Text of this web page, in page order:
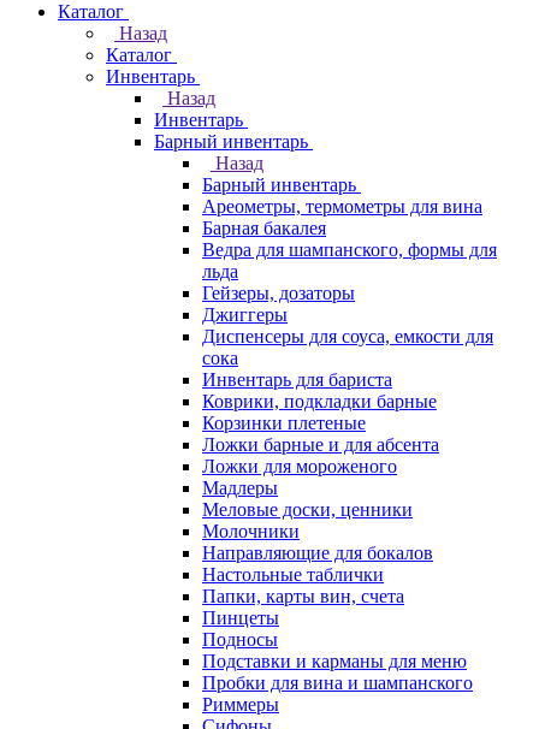
Каталог
Назад
Каталог
Инвентарь
Назад
Инвентарь
Барный инвентарь
Назад
Барный инвентарь
Ареометры, термометры для вина
Барная бакалея
Ведра для шампанского, формы для
льда
Гейзеры, дозаторы
Джиггеры
Диспенсеры для соуса, емкости для
сока
Инвентарь для бариста
Коврики, подкладки барные
Корзинки плетеные
Ложки барные и для абсента
Ложки для мороженого
Мадлеры
Меловые доски, ценники
Молочники
Направляющие для бокалов
Настольные таблички
Папки, карты вин, счета
Пинцеты
Подносы
Подставки и карманы для меню
Пробки для вина и шампанского
Риммеры